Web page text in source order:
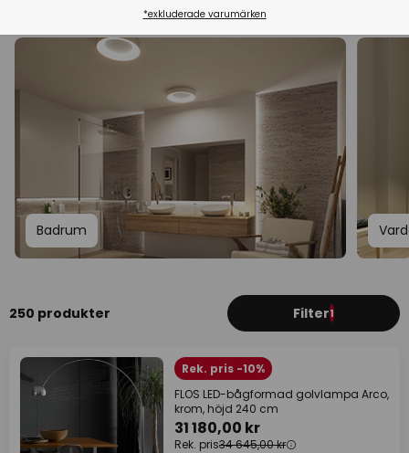
Badrum
250 produkter Filter1
Rek. pris -10%
FLOS LED-bågformad golvlampa Arco,
krom, höjd 240 cm
31 180,00 kr
Rek. pris34 645,00 kr
*exkluderade varumärken